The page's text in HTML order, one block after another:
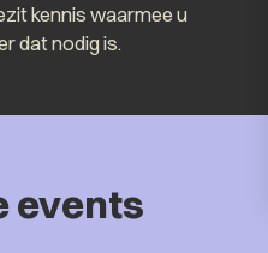
kennis waarmee u
dat nodig is.
events